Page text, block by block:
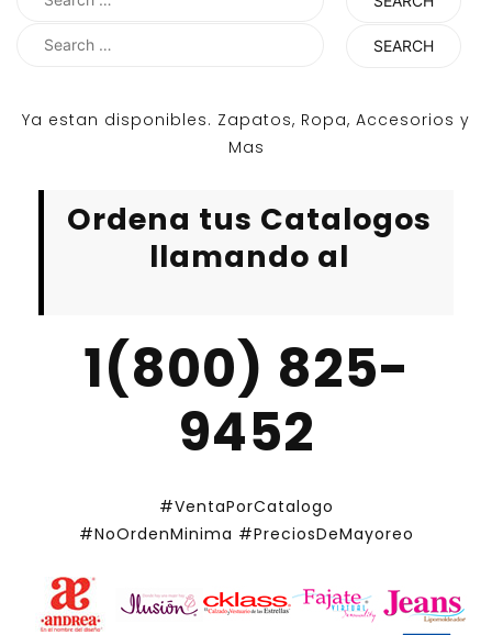
Search
Ya estan disponibles. Zapatos, Ropa, Accesorios y
Mas
Ordena tus Catalogos
llamando al
1(800) 825-
9452
#VentaPorCatalogo
#NoOrdenMinima #PreciosDeMayoreo